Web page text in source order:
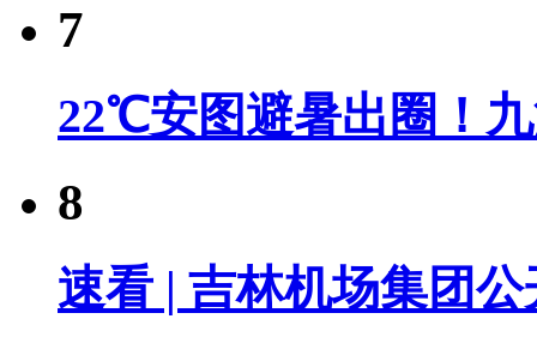
7
22℃安图避暑出圈！
8
速看 | 吉林机场集团